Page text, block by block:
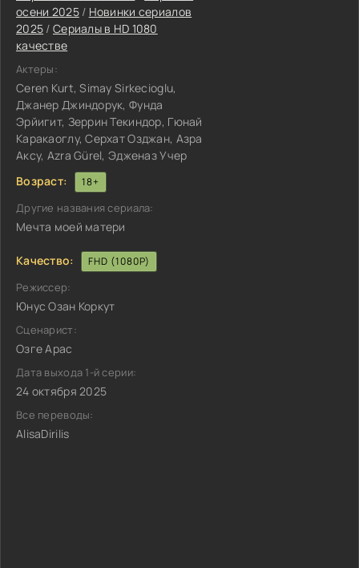
осени 2025/ Новинки сериалов
2025 / Сериалы в HD 1080
качестве
Актеры:
Ceren Kurt, Simay Sirkecioglu,
Джанер Джиндорук, Фунда
Эрйигит, Зеррин Текиндор, Гюнай
Каракаоглу, Серхат Озджан, Азра
Аксу, Azra Gürel, Эдженаз Учер
Возраст:
18+
Другие названия сериала:
Мечта моей матери
Качество: FHD (1080P)
Режиссер:
Юнус Озан Коркут
Сценарист:
Озге Арас
Дата выхода 1-й серии:
24 октября 2025
Все переводы:
AlisaDirilis